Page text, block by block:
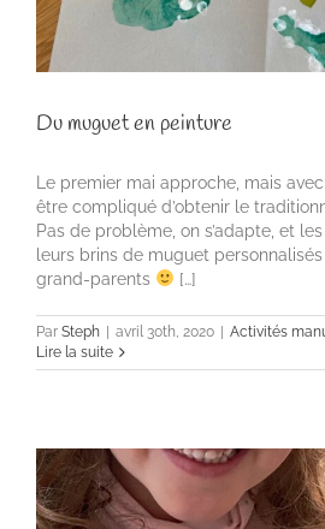
Du muguet en peinture
Le premier mai approche, mais
être compliqué d’obtenir le
Pas de problème, on s’adapte, et
leurs brins de muguet
grand-parents
[…]
Par Steph | avril 30th, 2020 | Activités
Lire la suite